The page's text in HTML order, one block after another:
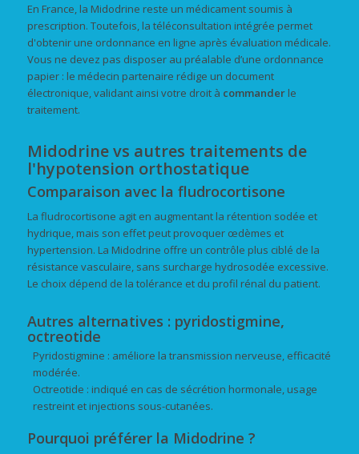
En France, la Midodrine reste un médicament soumis à
prescription. Toutefois, la téléconsultation intégrée permet
d'obtenir une ordonnance en ligne après évaluation médicale.
Vous ne devez pas disposer au préalable d’une ordonnance
papier : le médecin partenaire rédige un document
électronique, validant ainsi votre droit à commanderle
traitement.
Midodrine vs autres traitements de
l'hypotension orthostatique
Comparaison avec la fludrocortisone
La fludrocortisone agit en augmentant la rétention sodée et
hydrique, mais son effet peut provoquer œdèmes et
hypertension. La Midodrine offre un contrôle plus ciblé de la
résistance vasculaire, sans surcharge hydrosodée excessive.
Le choix dépend de la tolérance et du profil rénal du patient.
Autres alternatives : pyridostigmine,
octreotide
Pyridostigmine : améliore la transmission nerveuse, efficacité
modérée.
Octreotide : indiqué en cas de sécrétion hormonale, usage
restreint et injections sous-cutanées.
Pourquoi préférer la Midodrine ?